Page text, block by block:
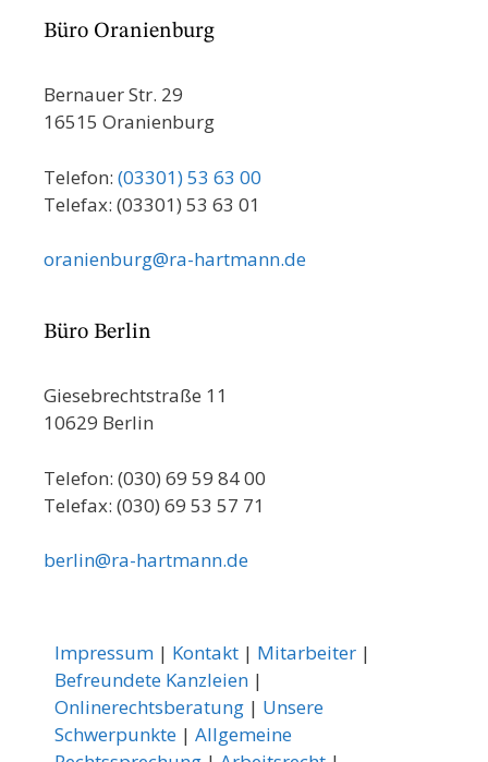
Büro Oranienburg
Bernauer Str. 29
16515 Oranienburg
Telefon: (03301) 53 63 00
Telefax: (03301) 53 63 01
oranienburg@ra-hartmann.de
Büro Berlin
Giesebrechtstraße 11
10629 Berlin
Telefon: (030) 69 59 84 00
Telefax: (030) 69 53 57 71
berlin@ra-hartmann.de
Impressum | Kontakt | Mitarbeiter |
Befreundete Kanzleien |
Onlinerechtsberatung | Unsere
Schwerpunkte | Allgemeine